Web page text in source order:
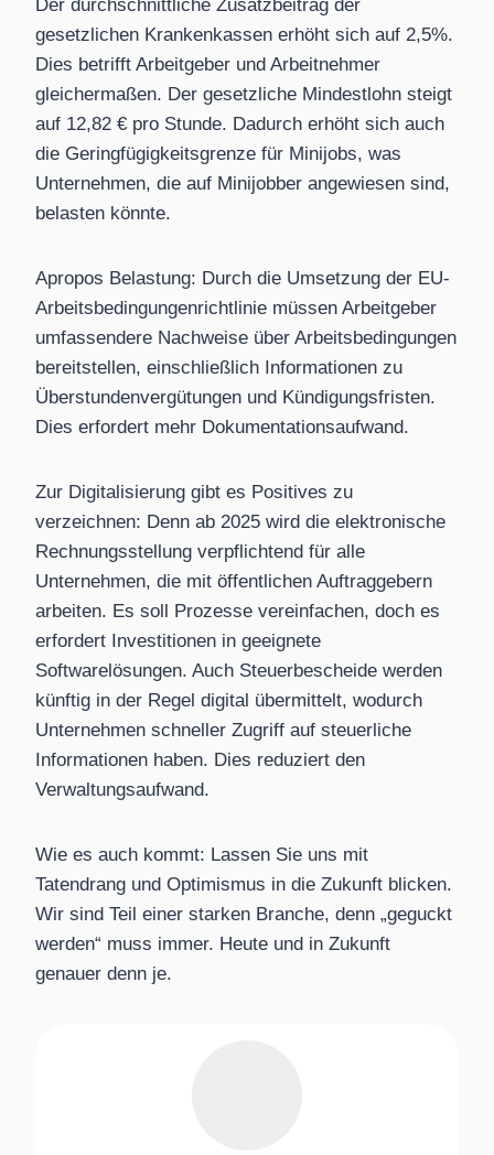
Der durchschnittliche Zusatzbeitrag der
gesetzlichen Krankenkassen erhöht sich auf 2,5%.
Dies betrifft Arbeitgeber und Arbeitnehmer
gleichermaßen. Der gesetzliche Mindestlohn steigt
auf 12,82 € pro Stunde. Dadurch erhöht sich auch
die Geringfügigkeitsgrenze für Minijobs, was
Unternehmen, die auf Minijobber angewiesen sind,
belasten könnte.
Apropos Belastung: Durch die Umsetzung der EU-
Arbeitsbedingungenrichtlinie müssen Arbeitgeber
umfassendere Nachweise über Arbeitsbedingungen
bereitstellen, einschließlich Informationen zu
Überstundenvergütungen und Kündigungsfristen.
Dies erfordert mehr Dokumentationsaufwand.
Zur Digitalisierung gibt es Positives zu
verzeichnen: Denn ab 2025 wird die elektronische
Rechnungsstellung verpflichtend für alle
Unternehmen, die mit öffentlichen Auftraggebern
arbeiten. Es soll Prozesse vereinfachen, doch es
erfordert Investitionen in geeignete
Softwarelösungen. Auch Steuerbescheide werden
künftig in der Regel digital übermittelt, wodurch
Unternehmen schneller Zugriff auf steuerliche
Informationen haben. Dies reduziert den
Verwaltungsaufwand.
Wie es auch kommt: Lassen Sie uns mit
Tatendrang und ­Optimismus in die Zukunft blicken.
Wir sind Teil einer starken Branche, denn „geguckt
werden“ muss immer. Heute und in Zukunft
genauer denn je.